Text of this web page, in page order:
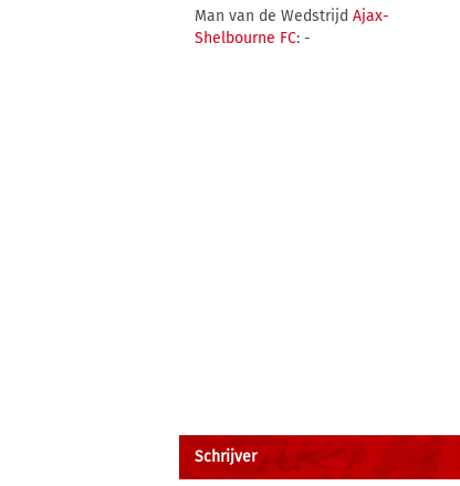
Man van de Wedstrijd Ajax-
Shelbourne FC: -
Schrijver